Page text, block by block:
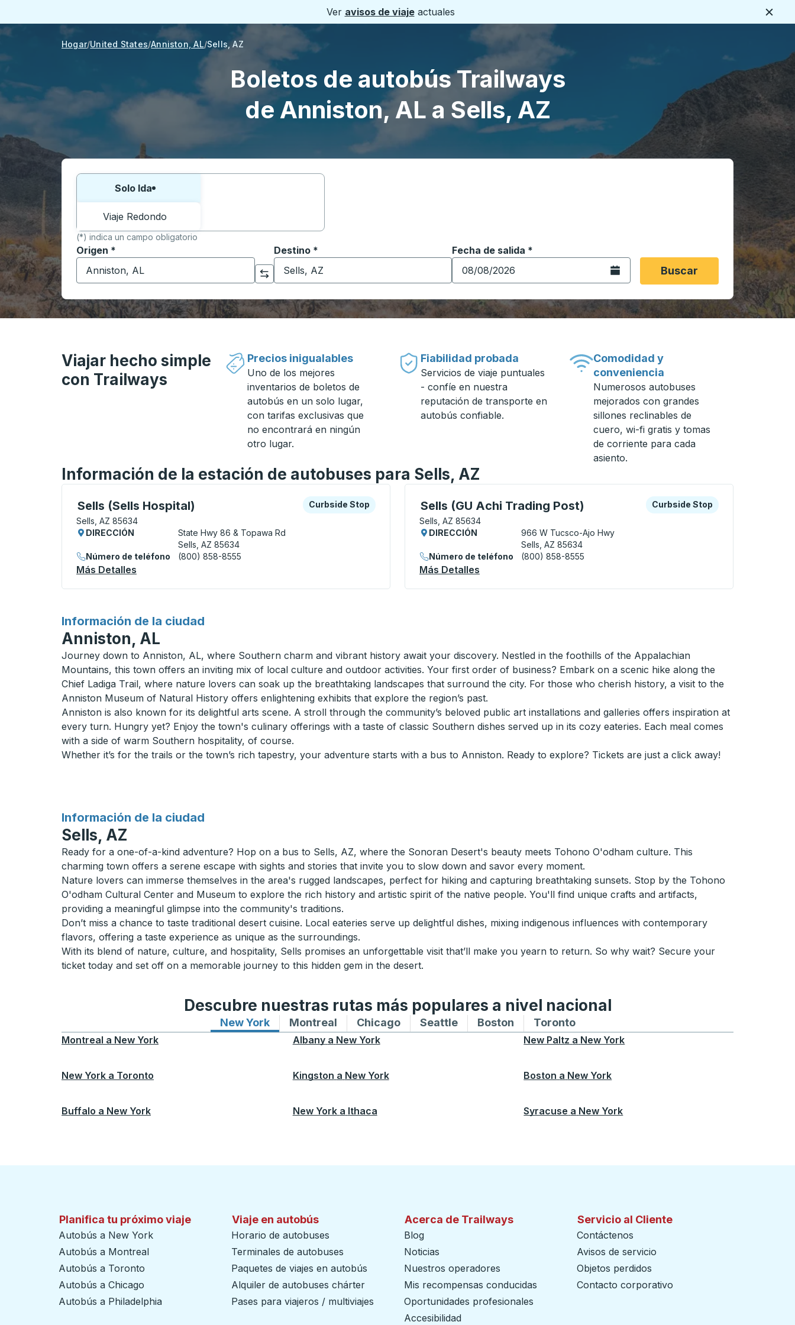
Ver avisos de viajeactuales
Hogar United States Anniston, AL Sells, AZ
Boletos de autobús Trailways
de Anniston, AL a Sells, AZ
Elija una forma o viaje de ida y vuelta:
Solo Ida
Viaje Redondo
(*) indica un campo obligatorio
Origen *
Comience a escribir la ciudad de origen para abrir las opciones de ubicación y luego use las teclas de flecha para navegar hasta la ciudad de origen que
Haga clic para cambiar sus selecciones de origen y destino
Destino *
Comience a escribir la ciudad de destino para abrir las opciones de ubicación y luego use las teclas de flecha
Fecha de salida *
Escriba la fecha en formato de fecha Barra diagonal de mes de 2
Abra el calendario.Buscar
Viajar hecho simple
con Trailways
Precios inigualables
Uno de los mejores
inventarios de boletos de
autobús en un solo lugar,
con tarifas exclusivas que
no encontrará en ningún
otro lugar.
Fiabilidad probada
Servicios de viaje puntuales
- confíe en nuestra
reputación de transporte en
autobús confiable.
Comodidad y
conveniencia
Numerosos autobuses
mejorados con grandes
sillones reclinables de
cuero, wi-fi gratis y tomas
de corriente para cada
asiento.
Información de la estación de autobuses para Sells, AZ
Sells (Sells Hospital)
Curbside Stop, utilice las teclas de flecha o la tecla tabulador para explorar más sobre esta estación de autobuses.
Sells, AZ 85634
Curbside Stop
Curbside Stop
DIRECCIÓN
State Hwy 86 & Topawa Rd
Sells, AZ 85634
Número de teléfono
(800) 858-8555
Más Detalles
Sells (GU Achi Trading Post)
Curbside Stop, utilice las teclas de flecha o la tecla tabulador para explorar más
Sells, AZ 85634
Curbside Stop
Curbside Stop
DIRECCIÓN
966 W Tucsco-Ajo Hwy
Sells, AZ 85634
Número de teléfono
(800) 858-8555
Más Detalles
Información de la ciudad
para
Anniston, AL
Journey down to Anniston, AL, where Southern charm and vibrant history await your discovery. Nestled in the foothills of the Appalachian
Mountains, this town offers an inviting mix of local culture and outdoor activities. Your first order of business? Embark on a scenic hike along the
Chief Ladiga Trail, where nature lovers can soak up the breathtaking landscapes that surround the city. For those who cherish history, a visit to the
Anniston Museum of Natural History offers enlightening exhibits that explore the region’s past.
Anniston is also known for its delightful arts scene. A stroll through the community’s beloved public art installations and galleries offers inspiration at
every turn. Hungry yet? Enjoy the town's culinary offerings with a taste of classic Southern dishes served up in its cozy eateries. Each meal comes
with a side of warm Southern hospitality, of course.
Whether it’s for the trails or the town’s rich tapestry, your adventure starts with a bus to Anniston. Ready to explore? Tickets are just a click away!
Información de la ciudad
para
Sells, AZ
Ready for a one-of-a-kind adventure? Hop on a bus to Sells, AZ, where the Sonoran Desert's beauty meets Tohono O'odham culture. This
charming town offers a serene escape with sights and stories that invite you to slow down and savor every moment.
Nature lovers can immerse themselves in the area's rugged landscapes, perfect for hiking and capturing breathtaking sunsets. Stop by the Tohono
O'odham Cultural Center and Museum to explore the rich history and artistic spirit of the native people. You'll find unique crafts and artifacts,
providing a meaningful glimpse into the community's traditions.
Don’t miss a chance to taste traditional desert cuisine. Local eateries serve up delightful dishes, mixing indigenous influences with contemporary
flavors, offering a taste experience as unique as the surroundings.
With its blend of nature, culture, and hospitality, Sells promises an unforgettable visit that’ll make you yearn to return. So why wait? Secure your
ticket today and set off on a memorable journey to this hidden gem in the desert.
Descubre nuestras rutas más populares a nivel nacional
New YorkRutas de autobuses hacia y desde New York
Montreal Rutas de autobuses hacia y desde Montreal
ChicagoRutas de autobuses hacia y desde Chicago
SeattleRutas de autobuses hacia y desde Seattle
Boston Rutas de autobuses hacia y desde Boston
TorontoRutas de autobuses hacia y desde
Montreal a New York Albany a New York New Paltz a New York
New York a Toronto Kingston a New York Boston a New York
Buffalo a New York New York a Ithaca Syracuse a New York
Planifica tu próximo viaje
Autobús a New York
Autobús a Montreal
Autobús a Toronto
Autobús a Chicago
Autobús a Philadelphia
Viaje en autobús
Horario de autobuses
Terminales de autobuses
Paquetes de viajes en autobús
Alquiler de autobuses chárter
Pases para viajeros / multiviajes
Acerca de Trailways
Blog
Noticias
Nuestros operadores
Mis recompensas conducidas
Oportunidades profesionales
Accesibilidad
Servicio al Cliente
Contáctenos
Avisos de servicio
Objetos perdidos
Contacto corporativo